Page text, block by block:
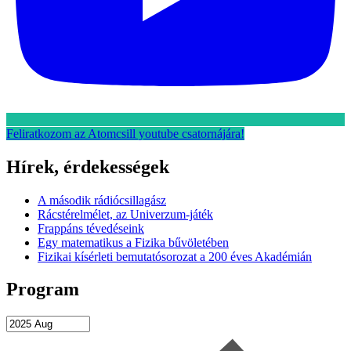
Feliratkozom az Atomcsill youtube csatornájára!
Hírek, érdekességek
A második rádiócsillagász
Rácstérelmélet, az Univerzum-játék
Frappáns tévedéseink
Egy matematikus a Fizika bűvöletében
Fizikai kísérleti bemutatósorozat a 200 éves Akadémián
Program